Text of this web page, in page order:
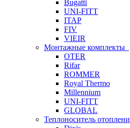
Bugatti
UNI-FITT
ITAP
FIV
VIEIR
Монтажные комплекты
OTER
Rifar
ROMMER
Royal Thermo
Millennium
UNI-FITT
GLOBAL
Теплоноситель